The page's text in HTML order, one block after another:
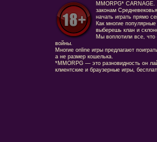
MMORPG* CARNAGE.
законам
начать играть прямо
Как многие
выберешь клан и
Мы воплотили все, что
войны.
Многие online игры предлагают
а не размер кошелька.
*MMORPG — это разновидность он
клиентские и браузерные игры,